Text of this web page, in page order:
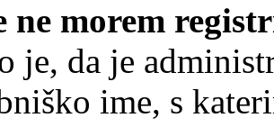
ne morem
je, da je
ime, s